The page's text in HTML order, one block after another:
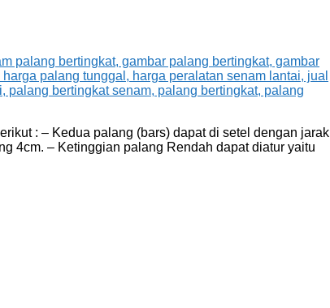
: – Kedua palang (bars) dapat di setel dengan jarak
4cm. – Ketinggian palang Rendah dapat diatur yaitu